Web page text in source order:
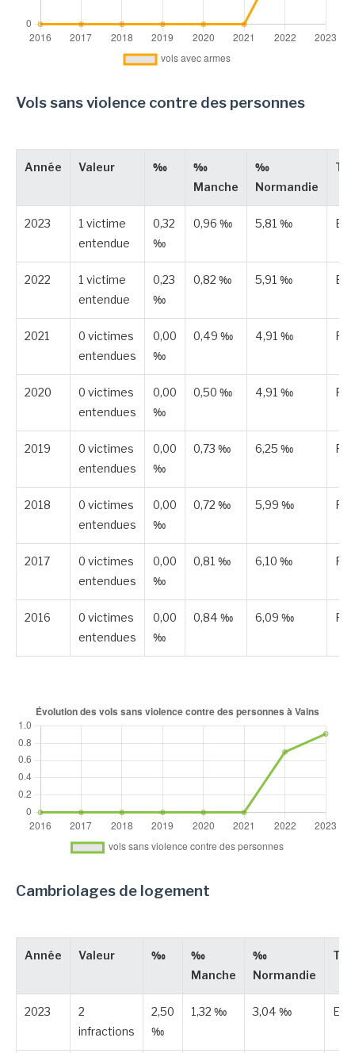
Vols sans violence contre des personnes
Année Valeur ‰
‰
Manche
‰
Normandie
2023
1 victime
entendue
0,32
‰
0,96 ‰ 5,81 ‰
2022
1 victime
entendue
0,23
‰
0,82 ‰ 5,91 ‰
2021
0 victimes
entendues
0,00
‰
0,49 ‰ 4,91 ‰
2020
0 victimes
entendues
0,00
‰
0,50 ‰ 4,91 ‰
2019
0 victimes
entendues
0,00
‰
0,73 ‰ 6,25 ‰
2018
0 victimes
entendues
0,00
‰
0,72 ‰ 5,99 ‰
2017
0 victimes
entendues
0,00
‰
0,81 ‰ 6,10 ‰
2016
0 victimes
entendues
0,00
‰
0,84 ‰ 6,09 ‰
Cambriolages de logement
Année Valeur ‰
‰
Manche
‰
Normandie
2023
2
infractions
2,50
‰
1,32 ‰ 3,04 ‰